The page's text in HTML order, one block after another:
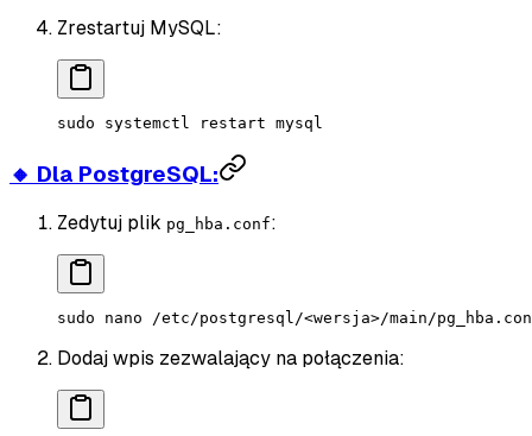
Zrestartuj MySQL:
sudo systemctl restart mysql
🔸 Dla PostgreSQL:
Zedytuj plik pg_hba.conf:
sudo nano /etc/postgresql/<wersj a>/main/
Dodaj wpis zezwalający na połączenia: